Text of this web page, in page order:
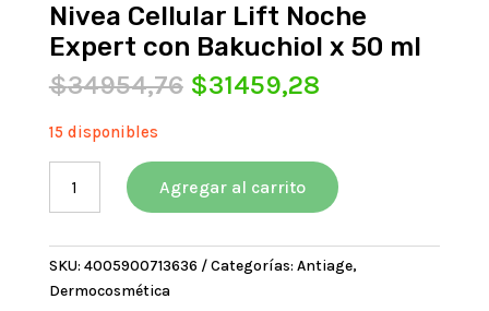
Nivea Cellular Lift Noche
Expert con Bakuchiol x 50 ml
$34954,76 El
era:
$34954,76.
$31459,28El
es:
$31459,28.
15 disponibles
Cellular
Noche
Expert
con
Agregar al carrito
SKU: 4005900713636 Categorías: Antiage,
Dermocosmética